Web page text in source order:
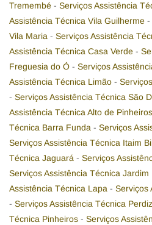
Tremembé - Serviços Assistência
Assistência Técnica Vila Guilherme -
Vila Maria - Serviços Assistência
Assistência Técnica Casa Verde -
Freguesia do Ó - Serviços
Assistência Técnica Limão -
- Serviços Assistência Técnica São
Assistência Técnica Alto de Pinheiros
Técnica Barra Funda - Serviços
Serviços Assistência Técnica Itaim
Técnica Jaguará - Serviços
Serviços Assistência Técnica Jardim
Assistência Técnica Lapa - Serviços
- Serviços Assistência Técnica
Técnica Pinheiros - Serviços